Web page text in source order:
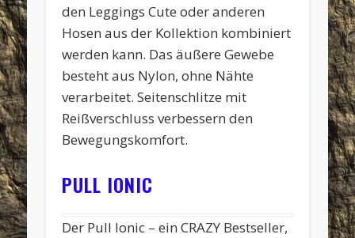
den Leggings Cute oder anderen
Hosen aus der Kollektion kombiniert
werden kann. Das äußere Gewebe
besteht aus Nylon, ohne Nähte
verarbeitet. Seitenschlitze mit
Reißverschluss verbessern den
Bewegungskomfort.
PULL IONIC
Der Pull Ionic – ein CRAZY Bestseller,